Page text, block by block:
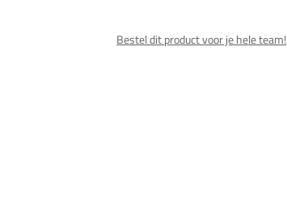
Bestel dit product voor je hele team!